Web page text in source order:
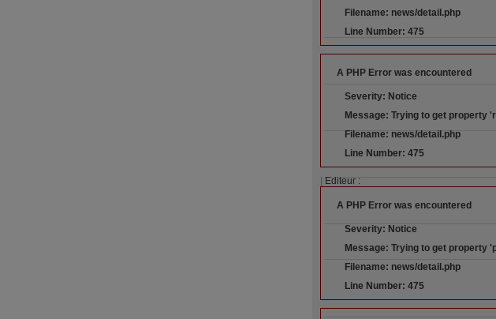
Filename: news/detail.php
Line Number: 475
A PHP Error was encountered
Severity: Notice
Message: Trying to get property
Filename: news/detail.php
Line Number: 475
Editeur :
A PHP Error was encountered
Severity: Notice
Message: Trying to get property
Filename: news/detail.php
Line Number: 475